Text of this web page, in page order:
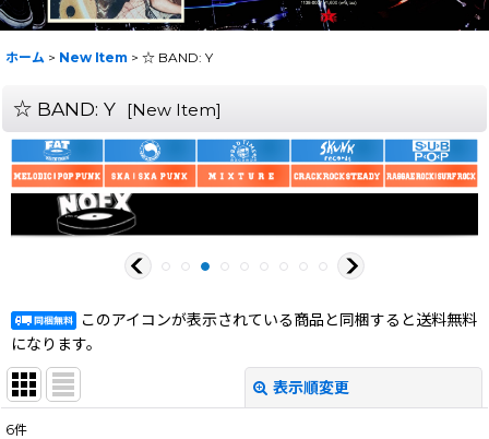
ホーム > New Item > ☆ BAND: Y
☆ BAND: Y [New Item]
このアイコンが表示されている商品と同梱すると送料無料
になります。
表示順変更
6件